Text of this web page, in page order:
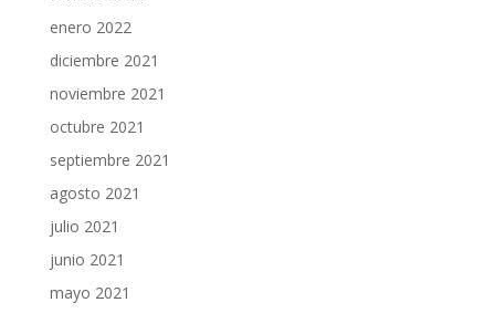
enero 2022
diciembre 2021
noviembre 2021
octubre 2021
septiembre 2021
agosto 2021
julio 2021
junio 2021
mayo 2021